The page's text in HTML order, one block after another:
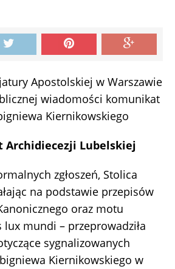
Apostolskiej w Warszawie
wiadomości komunikat
Kiernikowskiego
Archidiecezji Lubelskiej
zgłoszeń, Stolica
na podstawie przepisów
oraz motu
mundi – przeprowadziła
sygnalizowanych
Kiernikowskiego w